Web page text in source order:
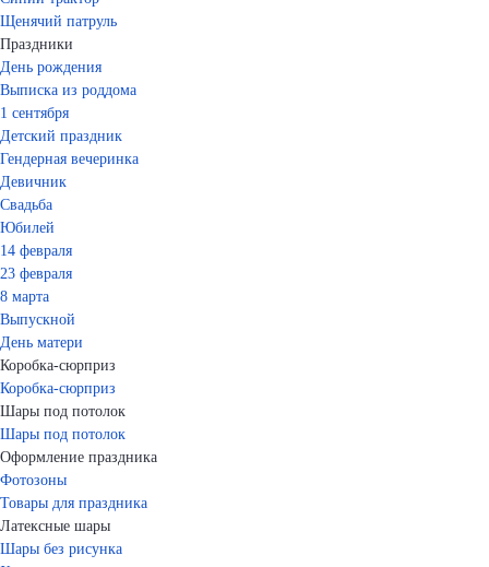
Щенячий патруль
Праздники
День рождения
Выписка из роддома
1 сентября
Детский праздник
Гендерная вечеринка
Девичник
Свадьба
Юбилей
14 февраля
23 февраля
8 марта
Выпускной
День матери
Коробка-сюрприз
Коробка-сюрприз
Шары под потолок
Шары под потолок
Оформление праздника
Фотозоны
Товары для праздника
Латексные шары
Шары без рисунка